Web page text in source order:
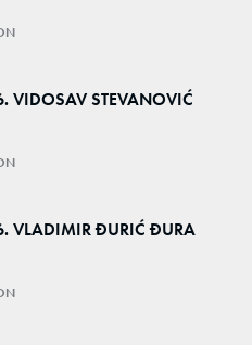
VIDOSAV STEVANOVIĆ
VLADIMIR ĐURIĆ ĐURA